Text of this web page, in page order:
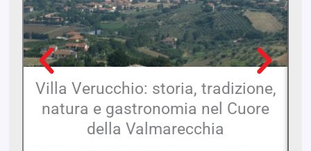
Villa Verucchio: storia, tradizione,
natura e gastronomia nel Cuore
della Valmarecchia